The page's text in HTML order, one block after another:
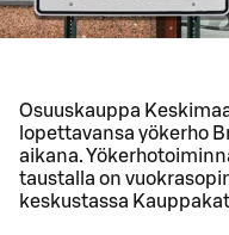
Osuuskauppa
lopettavansa yökerho
aikana.
taustalla on
keskustassa